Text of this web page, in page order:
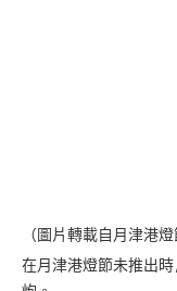
（圖片轉載自月津港
在月津港燈節未推出